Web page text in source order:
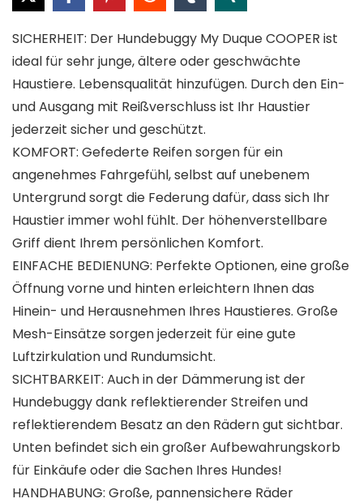
SICHERHEIT: Der Hundebuggy My Duque COOPER ist
ideal für sehr junge, ältere oder geschwächte
Haustiere. Lebensqualität hinzufügen. Durch den Ein-
und Ausgang mit Reißverschluss ist Ihr Haustier
jederzeit sicher und geschützt.
KOMFORT: Gefederte Reifen sorgen für ein
angenehmes Fahrgefühl, selbst auf unebenem
Untergrund sorgt die Federung dafür, dass sich Ihr
Haustier immer wohl fühlt. Der höhenverstellbare
Griff dient Ihrem persönlichen Komfort.
EINFACHE BEDIENUNG: Perfekte Optionen, eine große
Öffnung vorne und hinten erleichtern Ihnen das
Hinein- und Herausnehmen Ihres Haustieres. Große
Mesh-Einsätze sorgen jederzeit für eine gute
Luftzirkulation und Rundumsicht.
SICHTBARKEIT: Auch in der Dämmerung ist der
Hundebuggy dank reflektierender Streifen und
reflektierendem Besatz an den Rädern gut sichtbar.
Unten befindet sich ein großer Aufbewahrungskorb
für Einkäufe oder die Sachen Ihres Hundes!
HANDHABUNG: Große, pannensichere Räder